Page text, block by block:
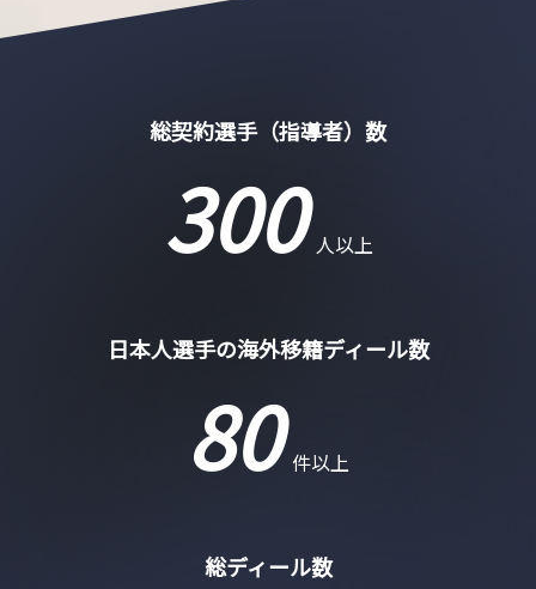
総契約選手（指導者）数
300 人以上
日本人選手の海外移籍ディール数
80 件以上
総ディール数